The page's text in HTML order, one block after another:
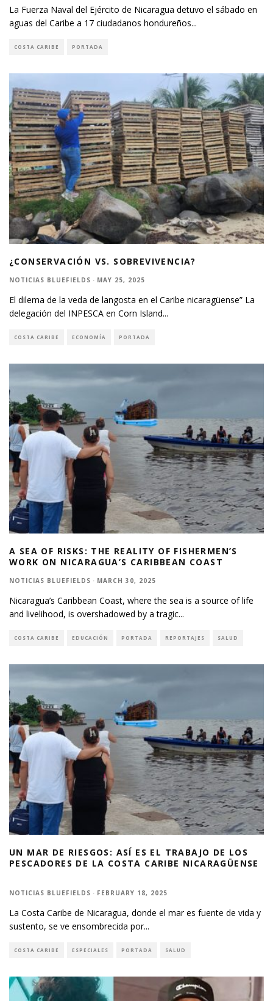
La Fuerza Naval del Ejército de Nicaragua detuvo el sábado en
aguas del Caribe a 17 ciudadanos hondureños...
COSTA CARIBE PORTADA
¿CONSERVACIÓN VS. SOBREVIVENCIA?
NOTICIAS BLUEFIELDS · MAY 25, 2025
El dilema de la veda de langosta en el Caribe nicaragüense” La
delegación del INPESCA en Corn Island...
COSTA CARIBE ECONOMÍA PORTADA
A SEA OF RISKS: THE REALITY OF FISHERMEN’S
WORK ON NICARAGUA’S CARIBBEAN COAST
NOTICIAS BLUEFIELDS · MARCH 30, 2025
Nicaragua’s Caribbean Coast, where the sea is a source of life
and livelihood, is overshadowed by a tragic...
COSTA CARIBE EDUCACIÓN PORTADA REPORTAJES SALUD
UN MAR DE RIESGOS: ASÍ ES EL TRABAJO DE LOS
PESCADORES DE LA COSTA CARIBE NICARAGÜENSE
NOTICIAS BLUEFIELDS · FEBRUARY 18, 2025
La Costa Caribe de Nicaragua, donde el mar es fuente de vida y
sustento, se ve ensombrecida por...
COSTA CARIBE ESPECIALES PORTADA SALUD